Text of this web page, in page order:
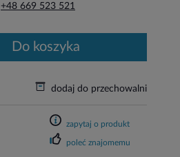
+48 669 523 521
do koszyka
dodaj do przechowalni
zapytaj o produkt
poleć znajomemu